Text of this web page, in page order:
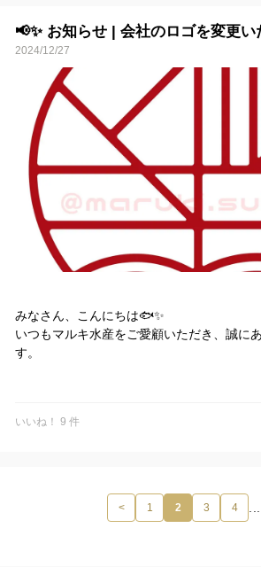
ぜひこの機会にご自宅でお楽しみください🎶
ご注文心よりお待ちしております！
📢✨ お知らせ | 会社のロゴを変更い
2024/12/27
みなさん、こんにちは🐟✨
いつもマルキ水産をご愛顧いただき、誠に
す。
この度、会社のロゴを一新させていただく
で、とても愛着のあるものでした🙏
を強めていこうと考えています。 またこれ
真っ直ぐな想いで、たくさんの方々とのこ゚
いいね！ 9 件
< 1 2 3 4